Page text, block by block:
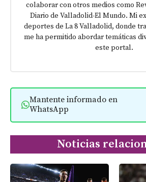
colaborar con otros medios como
Diario de Valladolid-El Mundo. Mi
deportes de La 8 Valladolid, donde
me ha permitido abordar temáticas
este portal.
Mantente informado en
WhatsApp
Noticias